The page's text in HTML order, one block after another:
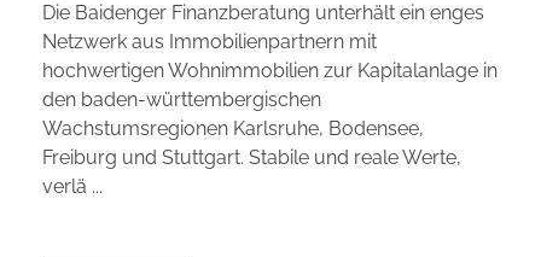
Die Baidenger Finanzberatung unterhält ein enges
Netzwerk aus Immobilienpartnern mit
hochwertigen Wohnimmobilien zur Kapitalanlage in
den baden-württembergischen
Wachstumsregionen Karlsruhe, Bodensee,
Freiburg und Stuttgart. Stabile und reale Werte,
verlä ...